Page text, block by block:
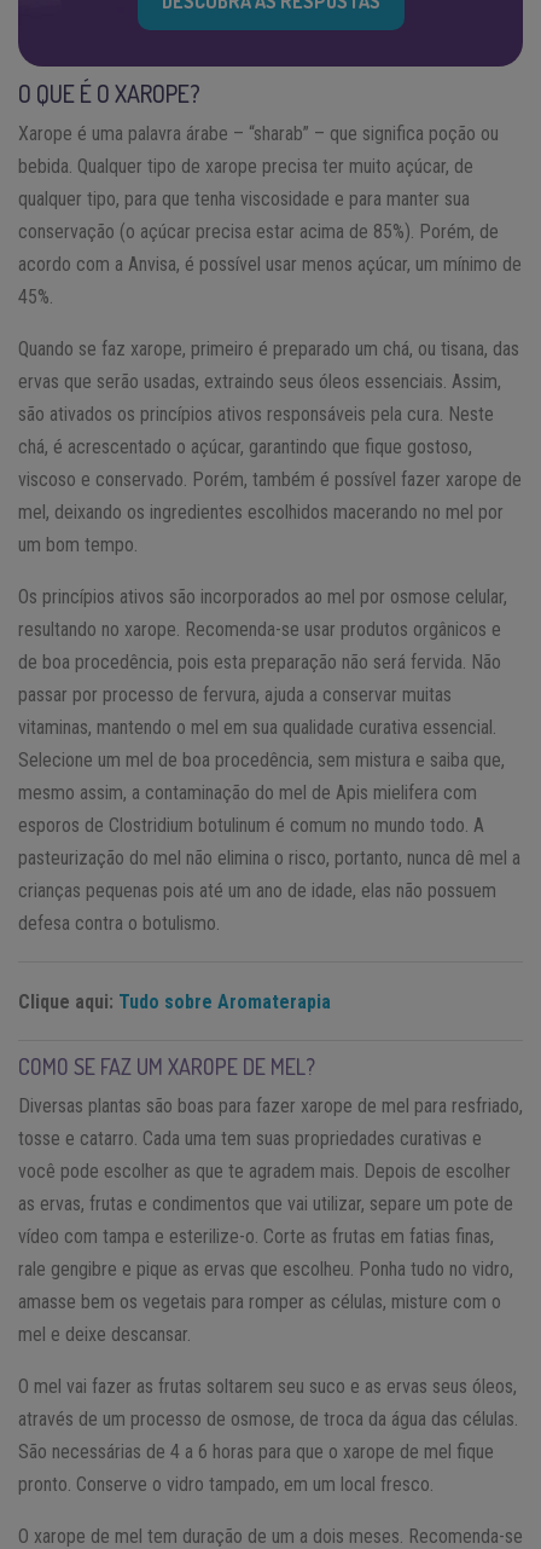
O QUE É O XAROPE?
Xarope é uma palavra árabe – “sharab” – que significa poção ou
bebida. Qualquer tipo de xarope precisa ter muito açúcar, de
qualquer tipo, para que tenha viscosidade e para manter sua
conservação (o açúcar precisa estar acima de 85%). Porém, de
acordo com a Anvisa, é possível usar menos açúcar, um mínimo de
45%.
Quando se faz xarope, primeiro é preparado um chá, ou tisana, das
ervas que serão usadas, extraindo seus óleos essenciais. Assim,
são ativados os princípios ativos responsáveis pela cura. Neste
chá, é acrescentado o açúcar, garantindo que fique gostoso,
viscoso e conservado. Porém, também é possível fazer xarope de
mel, deixando os ingredientes escolhidos macerando no mel por
um bom tempo.
Os princípios ativos são incorporados ao mel por osmose celular,
resultando no xarope. Recomenda-se usar produtos orgânicos e
de boa procedência, pois esta preparação não será fervida. Não
passar por processo de fervura, ajuda a conservar muitas
vitaminas, mantendo o mel em sua qualidade curativa essencial.
Selecione um mel de boa procedência, sem mistura e saiba que,
mesmo assim, a contaminação do mel de Apis mielifera com
esporos de Clostridium botulinum é comum no mundo todo. A
pasteurização do mel não elimina o risco, portanto, nunca dê mel a
crianças pequenas pois até um ano de idade, elas não possuem
defesa contra o botulismo.
Clique aqui: Tudo sobre Aromaterapia
COMO SE FAZ UM XAROPE DE MEL?
Diversas plantas são boas para fazer xarope de mel para resfriado,
tosse e catarro. Cada uma tem suas propriedades curativas e
você pode escolher as que te agradem mais. Depois de escolher
as ervas, frutas e condimentos que vai utilizar, separe um pote de
vídeo com tampa e esterilize-o. Corte as frutas em fatias finas,
rale gengibre e pique as ervas que escolheu. Ponha tudo no vidro,
amasse bem os vegetais para romper as células, misture com o
mel e deixe descansar.
O mel vai fazer as frutas soltarem seu suco e as ervas seus óleos,
através de um processo de osmose, de troca da água das células.
São necessárias de 4 a 6 horas para que o xarope de mel fique
pronto. Conserve o vidro tampado, em um local fresco.
O xarope de mel tem duração de um a dois meses. Recomenda-se